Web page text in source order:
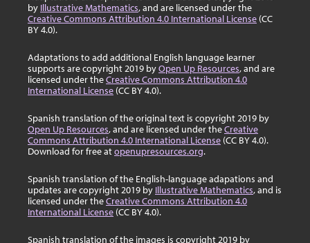
by Illustrative Mathematics, and are licensed under the
Creative Commons Attribution 4.0 International License (CC
BY 4.0).
Adaptations to add additional English language learner
supports are copyright 2019 byOpen Up Resources, and are
licensed under theCreative Commons Attribution 4.0
International License (CC BY 4.0).
Spanish translation of the original text is copyright 2019 by
Open Up Resources, and are licensed under theCreative
Commons Attribution 4.0 International License (CC BY 4.0).
Download for free atopenupresources.org.
Spanish translation of the English-language adapations and
updates are copyright 2019 by Illustrative Mathematics, and is
licensed under theCreative Commons Attribution 4.0
International License (CC BY 4.0).
Spanish translation of the images is copyright 2019 by